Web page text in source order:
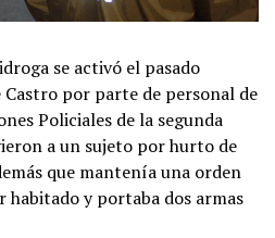
se activó el pasado
Castro por parte de personal de
Policiales de la segunda
a un sujeto por hurto de
que mantenía una orden
y portaba dos armas